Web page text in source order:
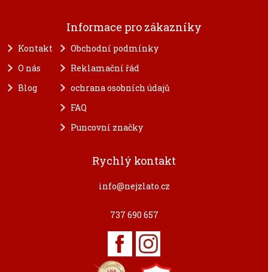
Informace pro zákazníky
Kontakt
O nás
Blog
Obchodní podmínky
Reklamační řád
ochrana osobních údajů
FAQ
Puncovní značky
Rychlý kontakt
info@nejzlato.cz
737 690 657